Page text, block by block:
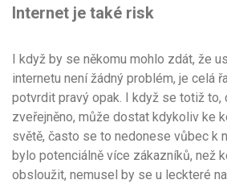
Internet je také risk
I když by se někomu mohlo zdát, že
internetu není žádný problém, je celá
potvrdit pravý opak. I když se totiž to,
zveřejněno, může dostat kdykoliv ke
světě, často se to nedonese vůbec k
bylo potenciálně více zákazníků, než
obsloužit, nemusel by se u leckteré